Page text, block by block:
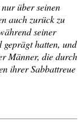
über seinen
auch zurück zu
seiner
geprägthatten, und
Männer, die durch
ihrer Sabbattreue